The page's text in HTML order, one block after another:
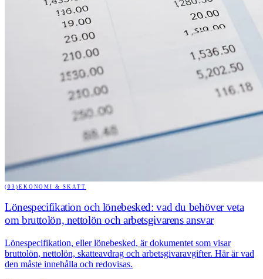
(03) EKONOMI & SKATT
Lönespecifikation och lönebesked: vad du behöver veta
om bruttolön, nettolön och arbetsgivarens ansvar
Lönespecifikation, eller lönebesked, är dokumentet som visar
bruttolön, nettolön, skatteavdrag och arbetsgivaravgifter. Här är vad
den måste innehålla och redovisas.